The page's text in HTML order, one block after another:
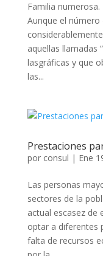
Familia
Aunque el
aquellas llamadas
lasgráficas y que
las...
Prestaciones
por consul | Ene
Las personas
sectores de la
actual escasez de
optar a diferentes
falta de recursos